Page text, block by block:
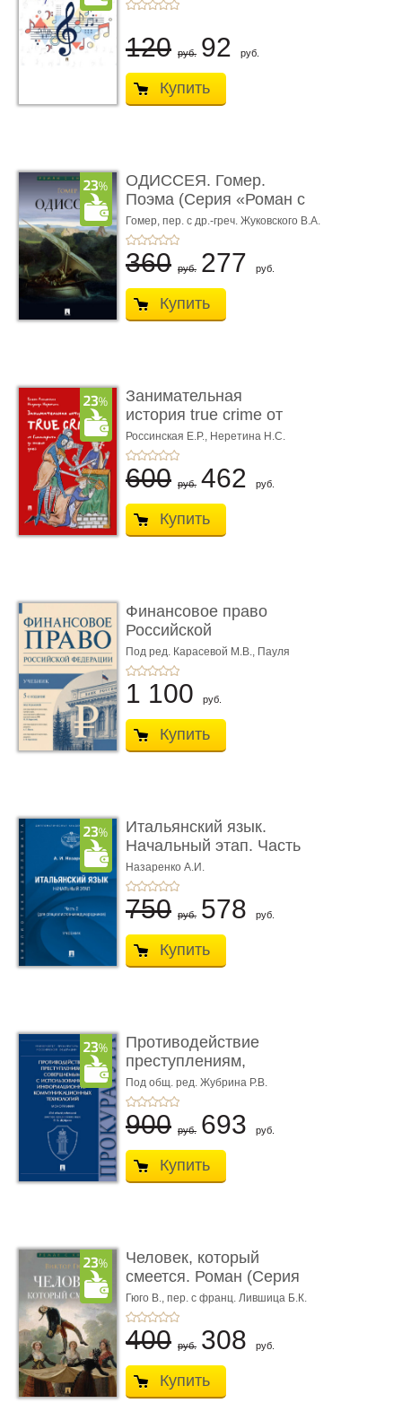
120 руб. 92 руб.
Купить
ОДИССЕЯ. Гомер.
Поэма (Серия «Роман с
книгой»)
Гомер, пер. с др.-греч. Жуковского В.А.
360 руб. 277 руб.
Купить
Занимательная
история true crime от
Гиппократа до � ...
Россинская Е.Р., Неретина Н.С.
600 руб. 462 руб.
Купить
Финансовое право
Российской
Федерации. 5-е изд�
...
Под ред. Карасевой М.В., Пауля
А.Г., Красюкова А.В.
1 100 руб.
Купить
Итальянский язык.
Начальный этап. Часть
2. Учеб� ...
Назаренко А.И.
750 руб. 578 руб.
Купить
Противодействие
преступлениям,
совершаемым с ...
Под общ. ред. Жубрина Р.В.
900 руб. 693 руб.
Купить
Человек, который
смеется. Роман (Серия
«Роман с ...
Гюго В., пер. с франц. Лившица Б.К.
400 руб. 308 руб.
Купить